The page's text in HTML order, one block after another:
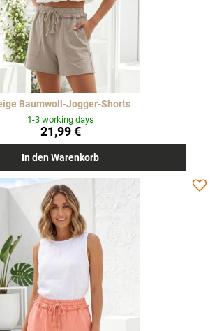
Baumwoll-Jogger-Shorts
1-3 working days
21,99 €
In den Warenkorb